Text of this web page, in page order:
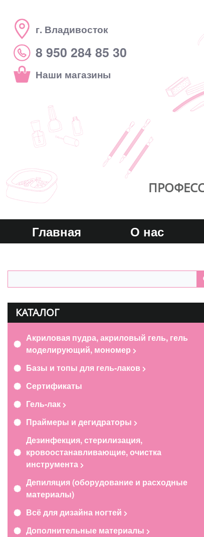
г. Владивосток
8 950 284 85 30
Наши магазины
Главная О нас
КАТАЛОГ
Акриловая пудра, акриловый гель, гель
моделирующий, мономер
Базы и топы для гель-лаков
Сертификаты
Гель-лак
Праймеры и дегидраторы
Дезинфекция, стерилизация,
кровоостанавливающие, очистка
инструмента
Депиляция (оборудование и расходные
материалы)
Всё для дизайна ногтей
Дополнительные материалы